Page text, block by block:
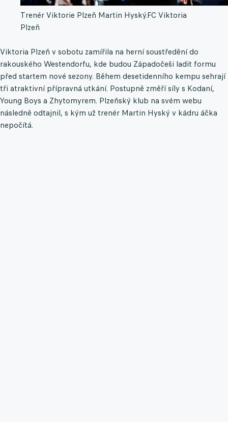
Trenér Viktorie Plzeň Martin Hyský.FC Viktoria
Plzeň
Viktoria Plzeň v sobotu zamířila na herní soustředění do
rakouského Westendorfu, kde budou Západočeši ladit formu
před startem nové sezony. Během desetidenního kempu sehrají
tři atraktivní přípravná utkání. Postupně změří síly s Kodaní,
Young Boys a Zhytomyrem. Plzeňský klub na svém webu
následně odtajnil, s kým už trenér Martin Hyský v kádru áčka
nepočítá.